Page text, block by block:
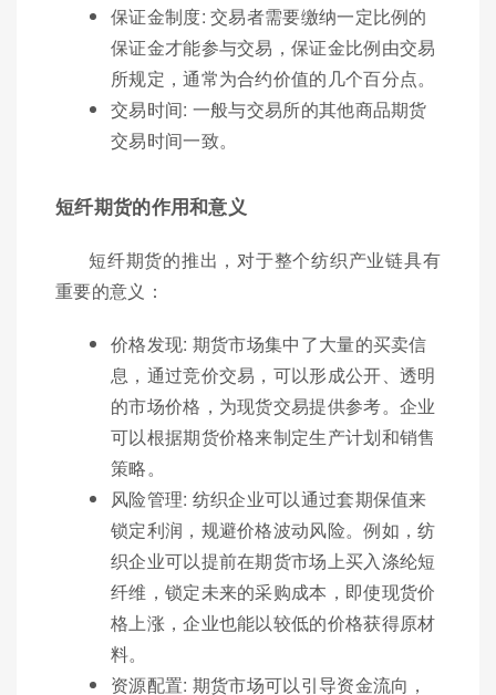
保证金制度: 交易者需要缴纳一定比例的
保证金才能参与交易，保证金比例由交易
所规定，通常为合约价值的几个百分点。
交易时间: 一般与交易所的其他商品期货
交易时间一致。
短纤期货的作用和意义
短纤期货的推出，对于整个纺织产业链具有
重要的意义：
价格发现: 期货市场集中了大量的买卖信
息，通过竞价交易，可以形成公开、透明
的市场价格，为现货交易提供参考。企业
可以根据期货价格来制定生产计划和销售
策略。
风险管理: 纺织企业可以通过套期保值来
锁定利润，规避价格波动风险。例如，纺
织企业可以提前在期货市场上买入涤纶短
纤维，锁定未来的采购成本，即使现货价
格上涨，企业也能以较低的价格获得原材
料。
资源配置: 期货市场可以引导资金流向，